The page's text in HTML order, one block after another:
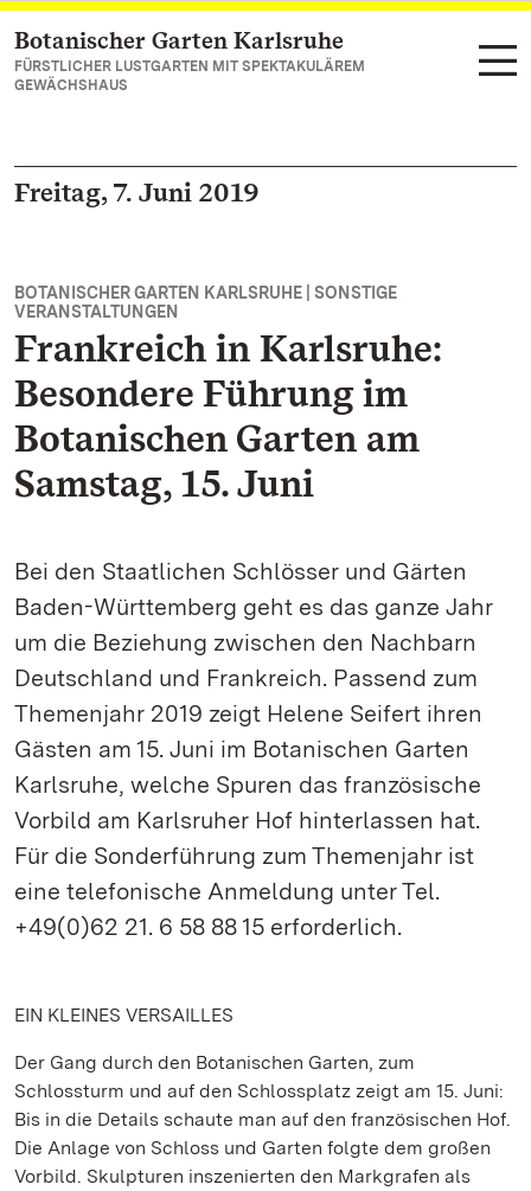
Zum Hauptinhalt springen
Botanischer Garten Karlsruhe
FÜRSTLICHER LUSTGARTEN MIT SPEKTAKULÄREM
GEWÄCHSHAUS
Freitag, 7. Juni 2019
BOTANISCHER GARTEN KARLSRUHE | SONSTIGE
VERANSTALTUNGEN
Frankreich in Karlsruhe:
Besondere Führung im
Botanischen Garten am
Samstag, 15. Juni
Bei den Staatlichen Schlösser und Gärten
Baden-Württemberg geht es das ganze Jahr
um die Beziehung zwischen den Nachbarn
Deutschland und Frankreich. Passend zum
Themenjahr 2019 zeigt Helene Seifert ihren
Gästen am 15. Juni im Botanischen Garten
Karlsruhe, welche Spuren das französische
Vorbild am Karlsruher Hof hinterlassen hat.
Für die Sonderführung zum Themenjahr ist
eine telefonische Anmeldung unter Tel.
+49(0)62 21. 6 58 88 15 erforderlich.
EIN KLEINES VERSAILLES
Der Gang durch den Botanischen Garten, zum
Schlossturm und auf den Schlossplatz zeigt am 15. Juni:
Bis in die Details schaute man auf den französischen Hof.
Die Anlage von Schloss und Garten folgte dem großen
Vorbild. Skulpturen inszenierten den Markgrafen als